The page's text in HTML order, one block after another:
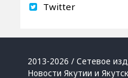
Twitter
2013-2026 / Сетевое
Новости Якутии и